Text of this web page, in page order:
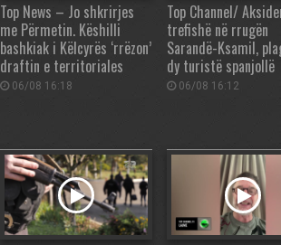
Top News – Jo shkrirjes
me Përmetin. Këshilli
bashkiak i Këlcyrës ‘rrëzon’
draftin e territoriales
06/08 16:18
Top Channel/
trefishë në rrugën
Sarandë-Ksamil,
dy turistë spanjollë
06/08 16:12